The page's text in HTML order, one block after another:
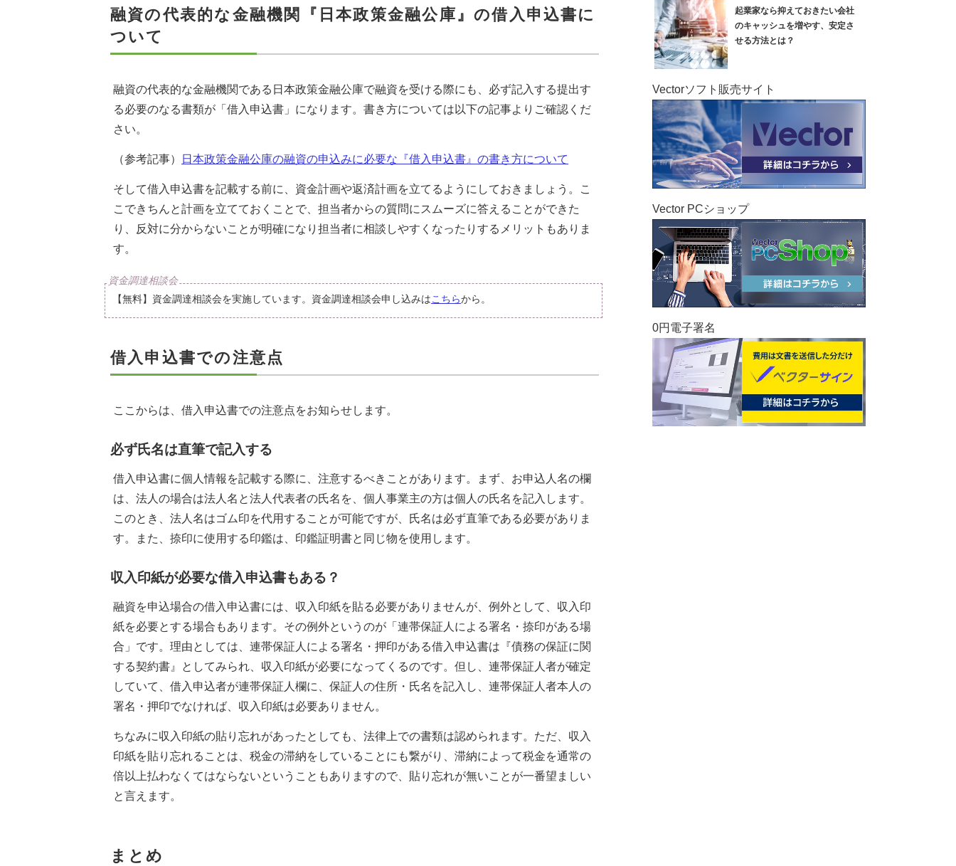
融資の代表的な金融機関『日本政策金融公庫』の借入申込書に
ついて
融資の代表的な金融機関である日本政策金融公庫で融資を受ける際にも、必ず記入する提出す
る必要のなる書類が「借入申込書」になります。書き方については以下の記事よりご確認くだ
さい。
（参考記事） 日本政策金融公庫の融資の申込みに必要な『借入申込書』の書き方について
そして借入申込書を記載する前に、資金計画や返済計画を立てるようにしておきましょう。こ
こできちんと計画を立てておくことで、担当者からの質問にスムーズに答えることができた
り、反対に分からないことが明確になり担当者に相談しやすくなったりするメリットもありま
す。
【無料】資金調達相談会を実施しています。資金調達相談会申し込みはこちらから。
借入申込書での注意点
ここからは、借入申込書での注意点をお知らせします。
必ず氏名は直筆で記入する
借入申込書に個人情報を記載する際に、注意するべきことがあります。まず、お申込人名の欄
は、法人の場合は法人名と法人代表者の氏名を、個人事業主の方は個人の氏名を記入します。
このとき、法人名はゴム印を代用することが可能ですが、氏名は必ず直筆である必要がありま
す。また、捺印に使用する印鑑は、印鑑証明書と同じ物を使用します。
収入印紙が必要な借入申込書もある？
融資を申込場合の借入申込書には、収入印紙を貼る必要がありませんが、例外として、収入印
紙を必要とする場合もあります。その例外というのが「連帯保証人による署名・捺印がある場
合」です。理由としては、連帯保証人による署名・押印がある借入申込書は『債務の保証に関
する契約書』としてみられ、収入印紙が必要になってくるのです。但し、連帯保証人者が確定
していて、借入申込者が連帯保証人欄に、保証人の住所・氏名を記入し、連帯保証人者本人の
署名・押印でなければ、収入印紙は必要ありません。
ちなみに収入印紙の貼り忘れがあったとしても、法律上での書類は認められます。ただ、収入
印紙を貼り忘れることは、税金の滞納をしていることにも繋がり、滞納によって税金を通常の
倍以上払わなくてはならないということもありますので、貼り忘れが無いことが一番望ましい
と言えます。
まとめ
起業家なら抑えておきたい会社
のキャッシュを増やす、安定さ
せる方法とは？
Vectorソフト販売サイト
Vector PCショップ
0円電子署名